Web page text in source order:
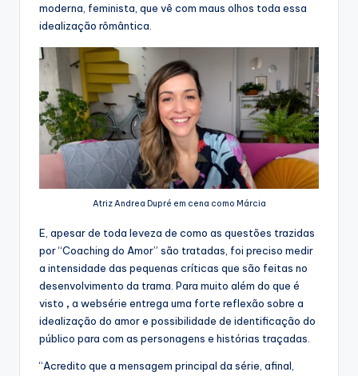
moderna, feminista, que vê com maus olhos toda essa
idealização rômântica.
Atriz Andrea Dupré em cena como Márcia
E, apesar de toda leveza de como as questões trazidas
por “Coaching do Amor” são tratadas, foi preciso medir
a intensidade das pequenas críticas que são feitas no
desenvolvimento da trama. Para muito além do que é
visto , a websérie entrega uma forte reflexão sobre a
idealização do amore possibilidade de identificação do
público para com as personagens e histórias traçadas.
“Acredito que a mensagem principal da série, afinal,